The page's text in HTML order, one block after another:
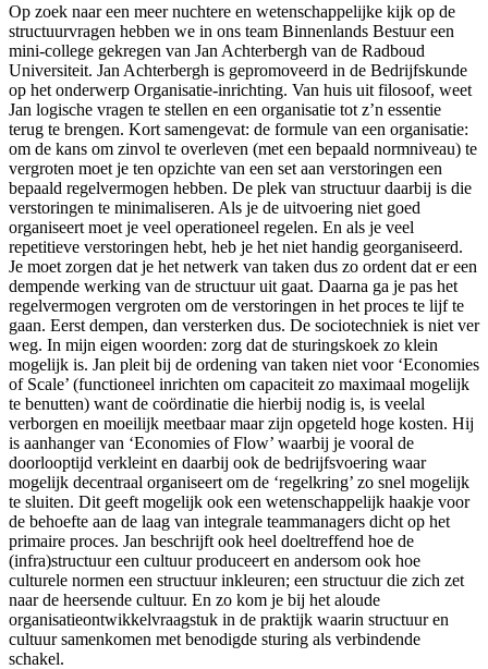
Op zoek naar een meer nuchtere en wetenschappelijke kijk op de
structuurvragen hebben we in ons team Binnenlands Bestuur een
mini-college gekregen van Jan Achterbergh van de Radboud
Universiteit. Jan Achterbergh is gepromoveerd in de Bedrijfskunde
op het onderwerp Organisatie-inrichting. Van huis uit filosoof, weet
Jan logische vragen te stellen en een organisatie tot z’n essentie
terug te brengen. Kort samengevat: de formule van een organisatie:
om de kans om zinvol te overleven (met een bepaald normniveau) te
vergroten moet je ten opzichte van een set aan verstoringen een
bepaald regelvermogen hebben. De plek van structuur daarbij is die
verstoringen te minimaliseren. Als je de uitvoering niet goed
organiseert moet je veel operationeel regelen. En als je veel
repetitieve verstoringen hebt, heb je het niet handig georganiseerd.
Je moet zorgen dat je het netwerk van taken dus zo ordent dat er een
dempende werking van de structuur uit gaat. Daarna ga je pas het
regelvermogen vergroten om de verstoringen in het proces te lijf te
gaan. Eerst dempen, dan versterken dus. De sociotechniek is niet ver
weg. In mijn eigen woorden: zorg dat de sturingskoek zo klein
mogelijk is. Jan pleit bij de ordening van taken niet voor ‘Economies
of Scale’ (functioneel inrichten om capaciteit zo maximaal mogelijk
te benutten) want de coördinatie die hierbij nodig is, is veelal
verborgen en moeilijk meetbaar maar zijn opgeteld hoge kosten. Hij
is aanhanger van ‘Economies of Flow’ waarbij je vooral de
doorlooptijd verkleint en daarbij ook de bedrijfsvoering waar
mogelijk decentraal organiseert om de ‘regelkring’ zo snel mogelijk
te sluiten. Dit geeft mogelijk ook een wetenschappelijk haakje voor
de behoefte aan de laag van integrale teammanagers dicht op het
primaire proces. Jan beschrijft ook heel doeltreffend hoe de
(infra)structuur een cultuur produceert en andersom ook hoe
culturele normen een structuur inkleuren; een structuur die zich zet
naar de heersende cultuur. En zo kom je bij het aloude
organisatieontwikkelvraagstuk in de praktijk waarin structuur en
cultuur samenkomen met benodigde sturing als verbindende
schakel.